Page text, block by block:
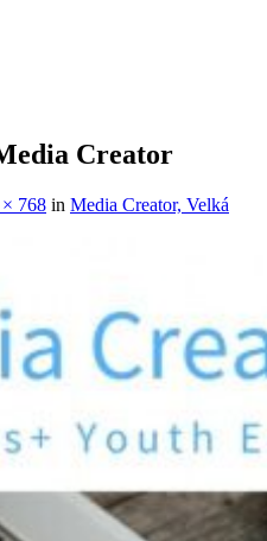
Creator
768 in Media Creator, Velká